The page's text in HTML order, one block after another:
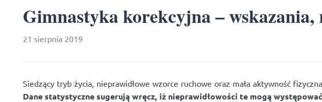
Gimnastyka korekcyjna –
21 sierpnia 2019
Siedzący tryb życia, nieprawidłowe wzorce ruchowe oraz mała aktywność
Dane statystyczne sugerują wręcz, iż nieprawidłowości te mogą